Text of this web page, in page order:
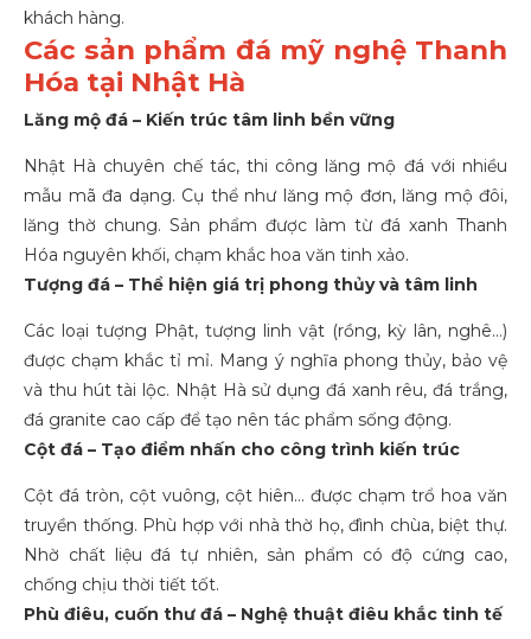
khách hàng.
Các sản phẩm đá mỹ nghệ Thanh
Hóa tại Nhật Hà
Lăng mộ đá – Kiến trúc tâm linh bền vững
Nhật Hà chuyên chế tác, thi công lăng mộ đá với nhiều
mẫu mã đa dạng. Cụ thể như lăng mộ đơn, lăng mộ đôi,
lăng thờ chung. Sản phẩm được làm từ đá xanh Thanh
Hóa nguyên khối, chạm khắc hoa văn tinh xảo.
Tượng đá – Thể hiện giá trị phong thủy và tâm linh
Các loại tượng Phật, tượng linh vật (rồng, kỳ lân, nghê…)
được chạm khắc tỉ mỉ. Mang ý nghĩa phong thủy, bảo vệ
và thu hút tài lộc. Nhật Hà sử dụng đá xanh rêu, đá trắng,
đá granite cao cấp để tạo nên tác phẩm sống động.
Cột đá – Tạo điểm nhấn cho công trình kiến trúc
Cột đá tròn, cột vuông, cột hiên… được chạm trổ hoa văn
truyền thống. Phù hợp với nhà thờ họ, đình chùa, biệt thự.
Nhờ chất liệu đá tự nhiên, sản phẩm có độ cứng cao,
chống chịu thời tiết tốt.
Phù điêu, cuốn thư đá – Nghệ thuật điêu khắc tinh tế